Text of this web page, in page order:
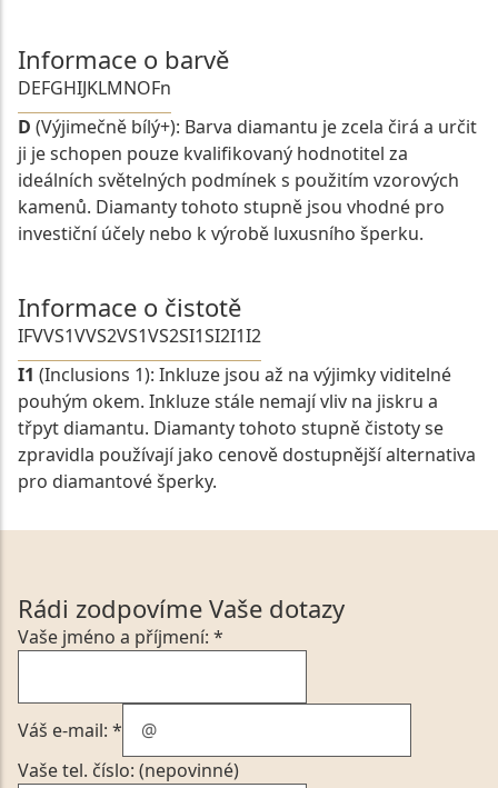
Informace o barvě
DEFGHIJKLMNOFn
D (Výjimečně bílý+): Barva diamantu je zcela čirá a určit
ji je schopen pouze kvalifikovaný hodnotitel za
ideálních světelných podmínek s použitím vzorových
kamenů. Diamanty tohoto stupně jsou vhodné pro
investiční účely nebo k výrobě luxusního šperku.
Informace o čistotě
IFVVS1VVS2VS1VS2SI1SI2I1I2
I1 (Inclusions 1): Inkluze jsou až na výjimky viditelné
pouhým okem. Inkluze stále nemají vliv na jiskru a
třpyt diamantu. Diamanty tohoto stupně čistoty se
zpravidla používají jako cenově dostupnější alternativa
pro diamantové šperky.
Rádi zodpovíme Vaše dotazy
Vaše jméno a příjmení: *
Váš e-mail: *
Vaše tel. číslo: (nepovinné)